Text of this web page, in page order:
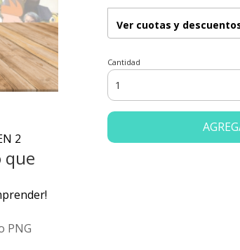
2
que
PNG
Ver cuotas y
Cantidad